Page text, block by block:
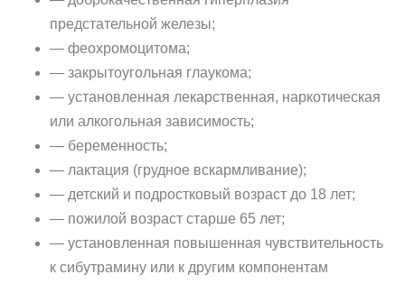
предстательной железы;
— феохромоцитома;
— закрытоугольная глаукома;
— установленная лекарственная, наркотическая
или алкогольная зависимость;
— беременность;
— лактация (грудное вскармливание);
— детский и подростковый возраст до 18 лет;
— пожилой возраст старше 65 лет;
— установленная повышенная чувствительность
к сибутрамину или к другим компонентам